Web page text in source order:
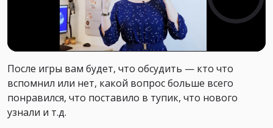
После игры вам будет, что обсудить — кто что
вспомнил или нет, какой вопрос больше всего
понравился, что поставило в тупик, что нового
узнали и т.д.